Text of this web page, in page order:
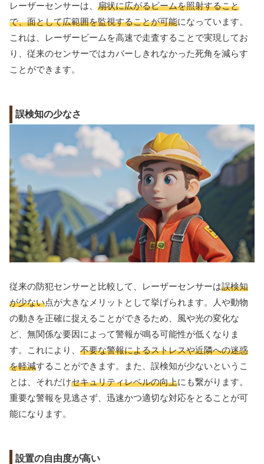
レーザーセンサーは、 扇状に広がるビームを照射すること
で、面として広範囲を監視することが可能になっています。
これは、レーザービームを高速で走査することで実現してお
り、従来のセンサーではカバーしきれなかった死角を減らす
ことができます。
誤検知の少なさ
従来の防犯センサーと比較して、レーザーセンサーは誤検知
が少ない点が大きなメリットとして挙げられます。人や動物
の動きを正確に捉えることができるため、風や光の変化な
ど、無関係な要因によって警報が鳴る可能性が低くなりま
す。これにより、 不要な警報によるストレスや近隣への迷惑
を軽減することができます。また、誤検知が少ないというこ
とは、それだけセキュリティレベルの向上にも繋がります。
重要な警報を見逃さず、迅速かつ適切な対応をとることが可
能になります。
設置の自由度が高い